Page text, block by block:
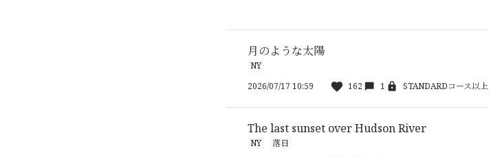
月のような太陽
NY
2026/07/17 10:59
162 1 STANDARDコース以上
The last sunset over Hudson River
NY
落日